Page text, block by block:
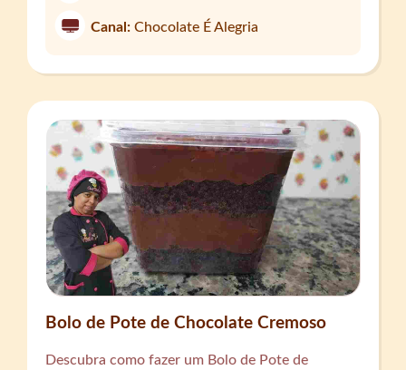
Canal: Chocolate É Alegria
Bolo de Pote de Chocolate Cremoso
Descubra como fazer um Bolo de Pote de